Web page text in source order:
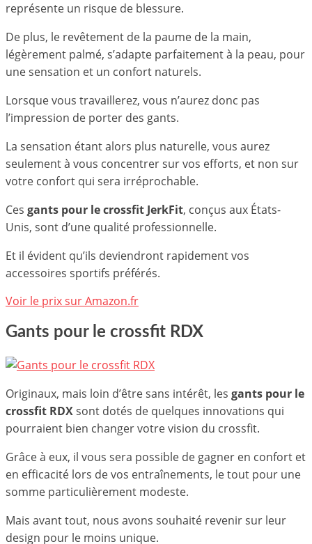
représente un risque de blessure.
De plus, le revêtement de la paume de la main,
légèrement palmé, s’adapte parfaitement à la peau, pour
une sensation et un confort naturels.
Lorsque vous travaillerez, vous n’aurez donc pas
l’impression de porter des gants.
La sensation étant alors plus naturelle, vous aurez
seulement à vous concentrer sur vos efforts, et non sur
votre confort qui sera irréprochable.
Ces gants pour le crossfit JerkFit, conçus aux États-
Unis, sont d’une qualité professionnelle.
Et il évident qu’ils deviendront rapidement vos
accessoires sportifs préférés.
Voir le prix sur Amazon.fr
Gants pour le crossfit RDX
Originaux, mais loin d’être sans intérêt, les gants pour le
crossfit RDXsont dotés de quelques innovations qui
pourraient bien changer votre vision du crossfit.
Grâce à eux, il vous sera possible de gagner en confort et
en efficacité lors de vos entraînements, le tout pour une
somme particulièrement modeste.
Mais avant tout, nous avons souhaité revenir sur leur
design pour le moins unique.